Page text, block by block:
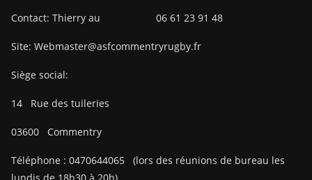
Contact: Thierry au 06 61 23 91 48
Site: Webmaster@asfcommentryrugby.fr
Siège social:
14 Rue des tuileries
03600 Commentry
Téléphone : 0470644065
(lors des réunions de bureau les